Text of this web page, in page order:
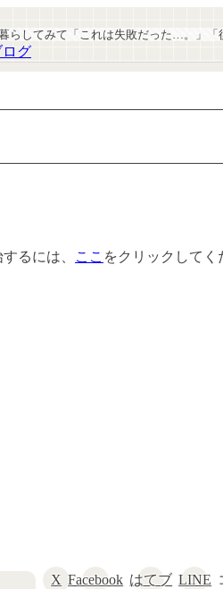
らしてみて「これは失敗だった…。」
るには、 ここ をクリックしてく
X Facebook はてブ LINE